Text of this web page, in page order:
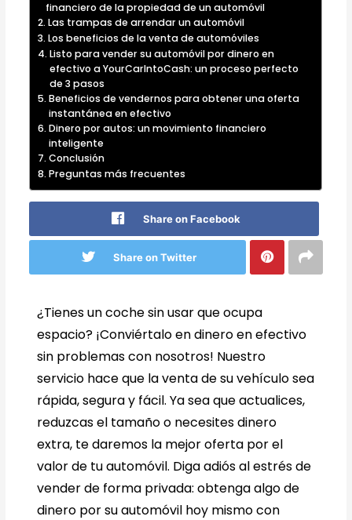
financiero de la propiedad de un automóvil
Las trampas de arrendar un automóvil
Los beneficios de la venta de automóviles
Listo para vender su automóvil por dinero en
efectivo a YourCarIntoCash: un proceso perfecto
de 3 pasos
Beneficios de vendernos para obtener una oferta
instantánea en efectivo
Dinero por autos: un movimiento financiero
inteligente
Conclusión
Preguntas más frecuentes
Share on Facebook
Share on Twitter
¿Tienes un coche sin usar que ocupa
espacio? ¡Conviértalo en dinero en efectivo
sin problemas con nosotros! Nuestro
servicio hace que la venta de su vehículo sea
rápida, segura y fácil. Ya sea que actualices,
reduzcas el tamaño o necesites dinero
extra, te daremos la mejor oferta por el
valor de tu automóvil. Diga adiós al estrés de
vender de forma privada: obtenga algo de
dinero por su automóvil hoy mismo con